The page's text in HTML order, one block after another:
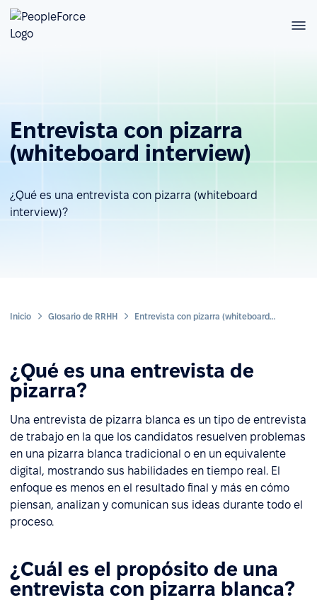
Entrevista con pizarra
(whiteboard interview)
¿Qué es una entrevista con pizarra (whiteboard
interview)?
Inicio Glosario de RRHH Entrevista con pizarra (whiteboard interview)
¿Qué es una entrevista de
pizarra?
Una entrevista de pizarra blanca es un tipo de entrevista
de trabajo en la que los candidatos resuelven problemas
en una pizarra blanca tradicional o en un equivalente
digital, mostrando sus habilidades en tiempo real. El
enfoque es menos en el resultado final y más en cómo
piensan, analizan y comunican sus ideas durante todo el
proceso.
¿Cuál es el propósito de una
entrevista con pizarra blanca?